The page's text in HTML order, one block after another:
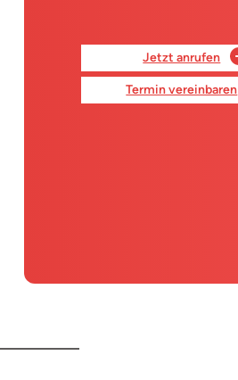
Jetzt anrufen
Termin vereinbaren